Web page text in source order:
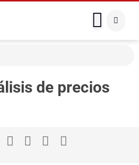
de precios